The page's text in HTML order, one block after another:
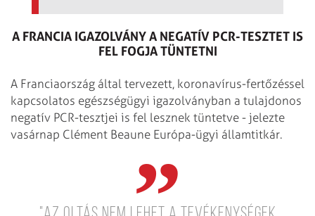
A FRANCIA IGAZOLVÁNY A NEGATÍV PCR-TESZTET IS
FEL FOGJA TÜNTETNI
A Franciaország által tervezett, koronavírus-fertőzéssel
kapcsolatos egészségügyi igazolványban a tulajdonos
negatív PCR-tesztjei is fel lesznek tüntetve - jelezte
vasárnap Clément Beaune Európa-ügyi államtitkár.